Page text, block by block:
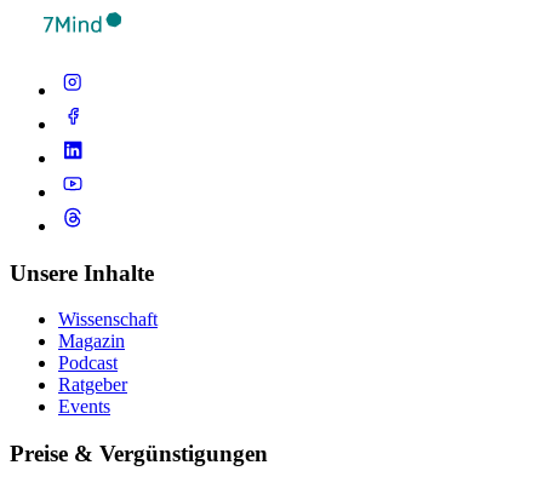
Unsere Inhalte
Wissenschaft
Magazin
Podcast
Ratgeber
Events
Preise & Vergünstigungen